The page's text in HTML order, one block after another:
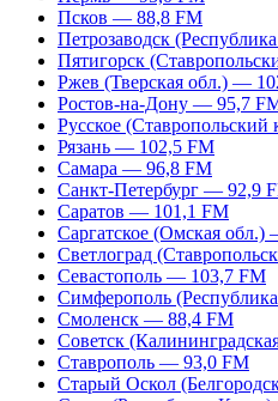
Псков — 88,8 FM
Петрозаводск
Пятигорск
Ржев (Тверская обл.) —
Ростов-на-Дону — 95,7
Русское
Рязань — 102,5 FM
Самара — 96,8 FM
Санкт-Петербург — 92,9
Саратов — 101,1 FM
Саргатское (Омская
Светлоград
Севастополь — 103,7 FM
Симферополь
Смоленск — 88,4 FM
Советск
Ставрополь — 93,0 FM
Старый Оскол